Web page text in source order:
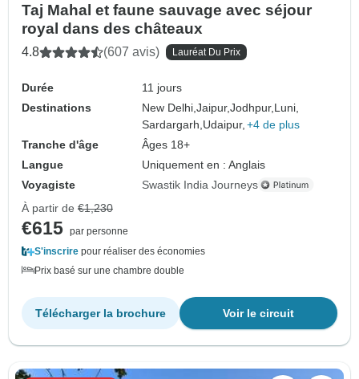
Taj Mahal et faune sauvage avec séjour
royal dans des châteaux
4.8 (607 avis) Lauréat Du Prix
Durée
11 jours
Destinations
New Delhi,Jaipur,Jodhpur, Luni,
Sardargarh, Udaipur, +4 de plus
Tranche d'âge
Âges 18+
Langue
Uniquement en : Anglais
Voyagiste
Swastik India Journeys
À partir de €1,230
€615 par personne
S'inscrire pour réaliser des économies
Prix basé sur une chambre double
Voir le circuit
Télécharger la brochure